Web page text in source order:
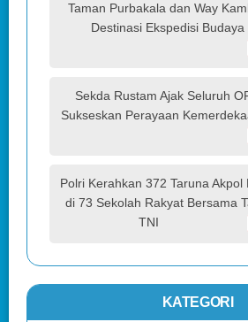
Taman Purbakala dan Way
Destinasi Ekspedisi Budaya
Sekda Rustam Ajak Seluruh
Sukseskan Perayaan
Polri Kerahkan 372 Taruna Akpol
di 73 Sekolah Rakyat Bersama
TNI
KATEGORI